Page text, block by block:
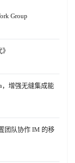
Group
，增强无缝集成能
团队协作 IM 的移